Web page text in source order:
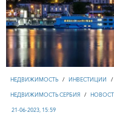
НЕДВИЖИМОСТЬ / ИНВЕСТИЦИИ /
НЕДВИЖИМОСТЬ СЕРБИЯ /
21-06-2023, 15:59